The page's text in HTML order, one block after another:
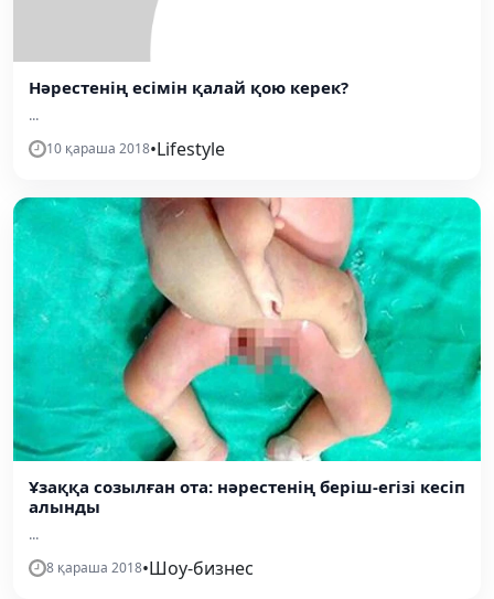
Нәрестенің есімін қалай қою керек?
...
10 қараша 2018•Lifestyle
Ұзаққа созылған ота: нәрестенің беріш-егізі кесіп
алынды
...
8 қараша 2018•Шоу-бизнес